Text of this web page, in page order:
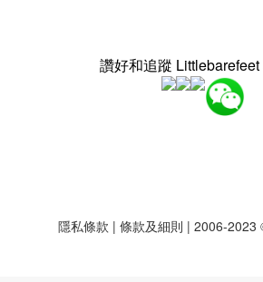
讚好和追蹤 Littlebarefeet
隱私條款 | 條款及細則 | 2006-2023